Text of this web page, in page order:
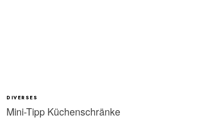
DIVERSES
Mini-Tipp Küchenschränke